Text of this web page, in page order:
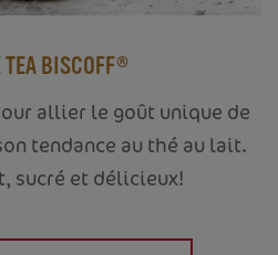
BISCOFF®
allier le goût unique de
tendance au thé au lait.
sucré et délicieux!